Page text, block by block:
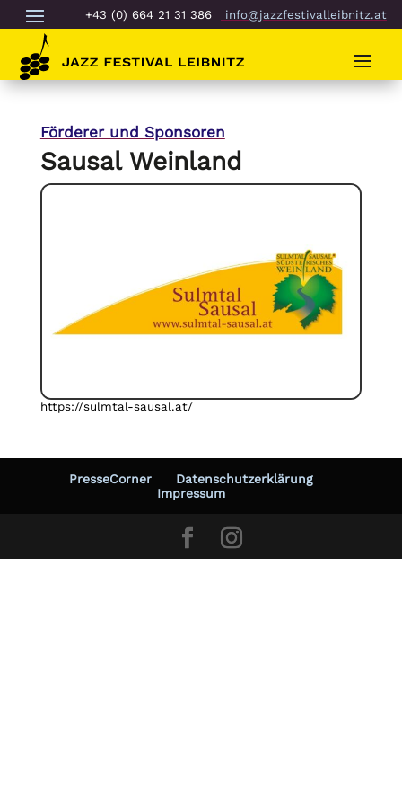
+43 (0) 664 21 31 386 info@jazzfestivalleibnitz.at
Förderer und Sponsoren
Sausal Weinland
https://sulmtal-sausal.at/
PresseCorner
Datenschutzerklärung
Impressum